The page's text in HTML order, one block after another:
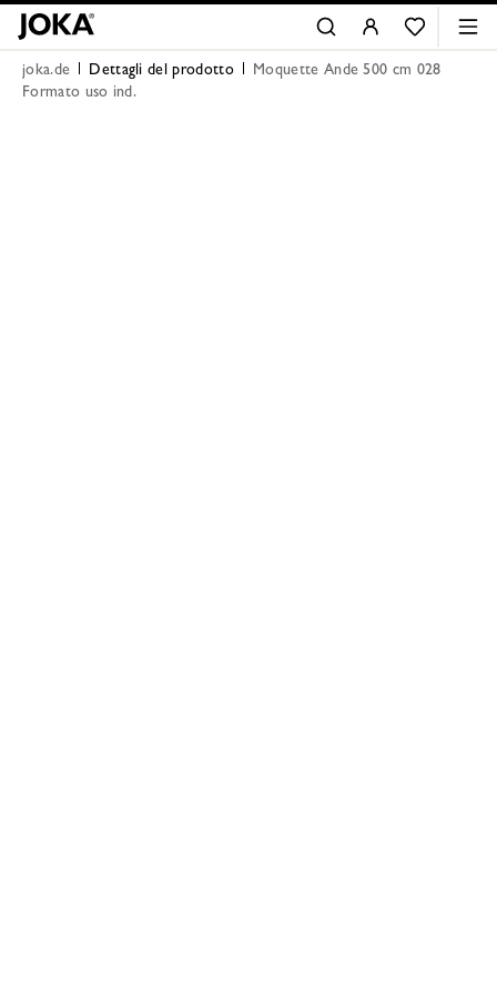
joka.de Dettagli del prodotto
Moquette Ande 500 cm 028
Formato uso ind.